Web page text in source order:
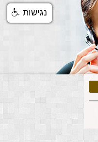
נגישות